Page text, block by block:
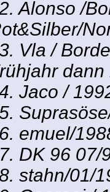
Alonso /
Vla /
dann
Jaco /
emuel/
DK 96 07/
stahn/01/